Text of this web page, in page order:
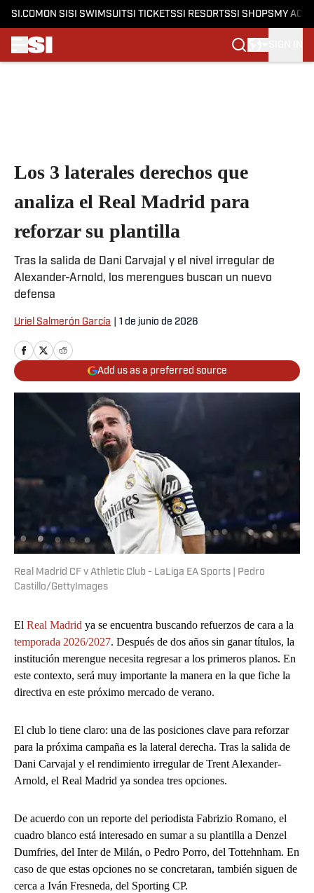
SI.COM ON SI SI SWIMSUITSI TICKETSSI RESORTSSI SHOPS MY
Los 3 laterales derechos que
analiza el Real Madrid para
reforzar su plantilla
Tras la salida de Dani Carvajal y el nivel irregular de
Alexander-Arnold, los merengues buscan un nuevo
defensa
Uriel Salmerón García 1 de junio de 2026
Add us as a preferred source
Real Madrid CF v Athletic Club - LaLiga EA Sports | Pedro
Castillo/GettyImages
El Real Madrid ya se encuentra buscando refuerzos de cara a la
temporada 2026/2027. Después de dos años sin ganar títulos, la
institución merengue necesita regresar a los primeros planos. En
este contexto, será muy importante la manera en la que fiche la
directiva en este próximo mercado de verano.
El club lo tiene claro: una de las posiciones clave para reforzar
para la próxima campaña es la lateral derecha. Tras la salida de
Dani Carvajal y el rendimiento irregular de Trent Alexander-
Arnold, el Real Madrid ya sondea tres opciones.
De acuerdo con un reporte del periodista Fabrizio Romano, el
cuadro blanco está interesado en sumar a su plantilla a Denzel
Dumfries, del Inter de Milán, o Pedro Porro, del Tottehnham. En
caso de que estas opciones no se concretaran, también siguen de
cerca a Iván Fresneda, del Sporting CP.